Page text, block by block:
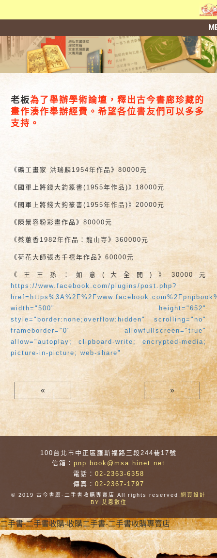
老板為了舉辦學術論壇，釋出古今書廊珍藏的
畫作湊作舉辦經費。希望各位書友們可以多多
支持。
《礦工畫家 洪瑞麟1954年作品》80000元
《國軍上將錢大鈞篆書(1955年作品)》18000元
《國軍上將錢大鈞篆書(1955年作品)》20000元
《陳景容粉彩畫作品》80000元
《蔡蕙香1982年作品：龍山寺》360000元
《荷花大師張杰千禧年作品》60000元
《王王孫：如意(大全開)》30000元
https://www.facebook.com/plugins/post.php?
width="500" height="652"
style="border:none;overflow:hidden" scrolling="no"
frameborder="0" allowfullscreen="true"
allow="autoplay; clipboard-write; encrypted-media;
picture-in-picture; web-share"
« »
100台北市中正區羅斯福路三段244巷17號
信箱： pnp.book@msa.hinet.net
電話： 02-2363-6358
傳真： 02-2367-1797
© 2019 古今書廊-二手書收購專賣店 All rights reserved. 網頁設計
BY 艾恩數位
二手書-二手書收購-收購二手書-二手書收購專賣店